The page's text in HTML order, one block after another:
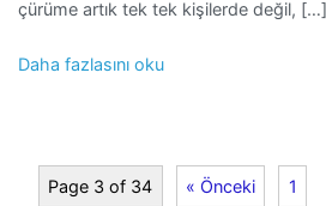
çürüme artık tek tek kişilerde değil, […]
Daha fazlasını oku
Page 3 of 34 « Önceki 1